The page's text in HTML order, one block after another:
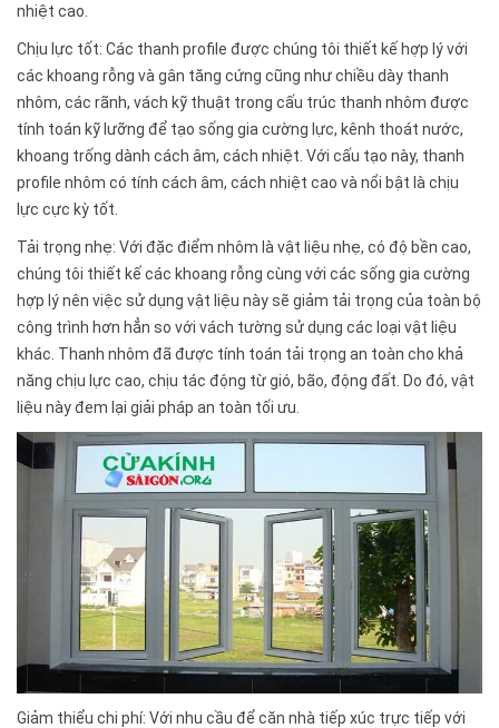
nhiệt cao.
Chịu lực tốt: Các thanh profile được chúng tôi thiết kế hợp lý với
các khoang rỗng và gân tăng cứng cũng như chiều dày thanh
nhôm, các rãnh, vách kỹ thuật trong cấu trúc thanh nhôm được
tính toán kỹ lưỡng để tạo sống gia cường lực, kênh thoát nước,
khoang trống dành cách âm, cách nhiệt. Với cấu tạo này, thanh
profile nhôm có tính cách âm, cách nhiệt cao và nổi bật là chịu
lực cực kỳ tốt.
Tải trọng nhẹ: Với đặc điểm nhôm là vật liệu nhẹ, có độ bền cao,
chúng tôi thiết kế các khoang rỗng cùng với các sống gia cường
hợp lý nên việc sử dụng vật liệu này sẽ giảm tải trọng của toàn bộ
công trình hơn hẳn so với vách tường sử dụng các loại vật liệu
khác. Thanh nhôm đã được tính toán tải trọng an toàn cho khả
năng chịu lực cao, chịu tác động từ gió, bão, động đất. Do đó, vật
liệu này đem lại giải pháp an toàn tối ưu.
Giảm thiểu chi phí: Với nhu cầu để căn nhà tiếp xúc trực tiếp với